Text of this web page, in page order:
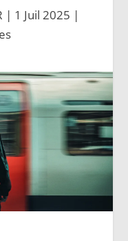
| 1 Juil 2025 |